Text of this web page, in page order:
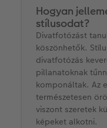
Hogyan
stílusodat?
Divatfotózást
köszönhetők.
divatfotózás
pillanatoknak
komponáltak. Az
természetesen
viszont szeretek
képeket alkotni.